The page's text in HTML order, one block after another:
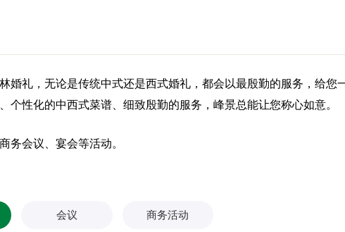
礼，无论是传统中式还是西式婚礼，都会以最殷勤的服务，给您
性化的中西式菜谱、细致殷勤的服务，峰景总能让您称心如意。
务会议、宴会等活动。
会议 商务活动